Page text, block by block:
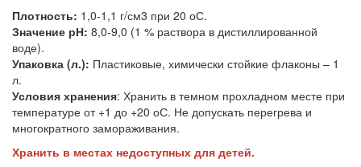
Плотность: 1,0-1,1 г/см3 при 20 оС.
Значение рН: 8,0-9,0 (1 % раствора в дистиллированной
воде).
Упаковка (л.): Пластиковые, химически стойкие флаконы – 1
л.
Условия хранения: Хранить в темном прохладном месте при
температуре от +1 до +20 оС. Не допускать перегрева и
многократного замораживания.
Хранить в местах недоступных для детей.